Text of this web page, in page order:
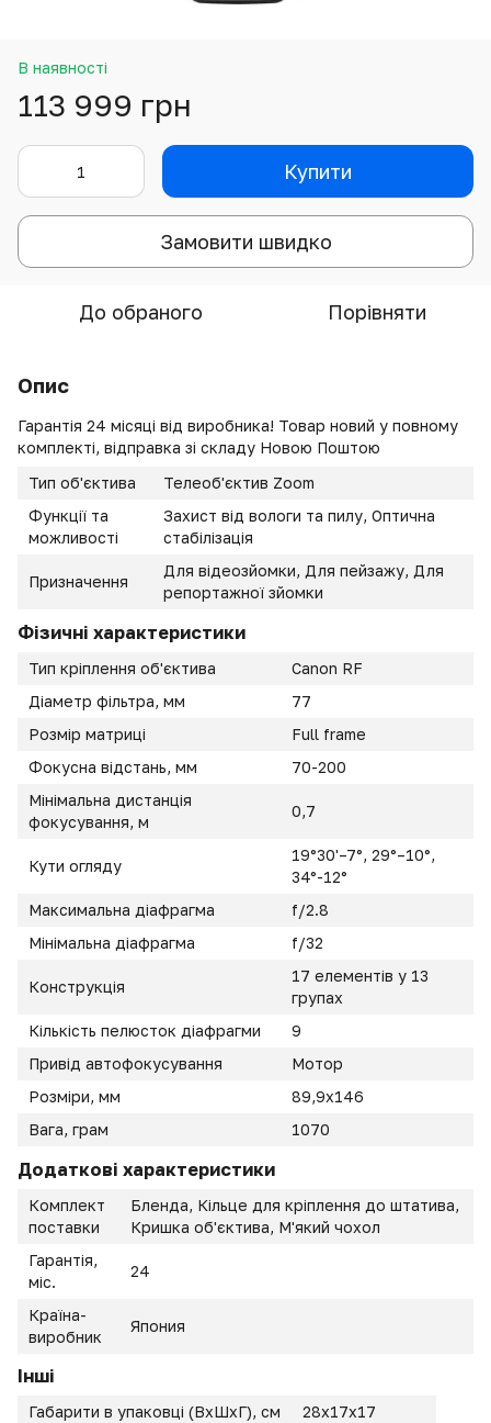
В наявності
113 999 грн
Купити
Замовити швидко
До обраного Порівняти
Опис
Гарантія 24 місяці від виробника! Товар новий у повному
комплекті, відправка зі складу Новою Поштою
Тип об'єктива
Телеоб'єктив Zoom
Функції та
можливості
Захист від вологи та пилу, Оптична
стабілізація
Призначення
Для відеозйомки, Для пейзажу, Для
репортажної зйомки
Фізичні характеристики
Тип кріплення об'єктива
Canon RF
Діаметр фільтра, мм
77
Розмір матриці
Full frame
Фокусна відстань, мм
70-200
Мінімальна дистанція
фокусування, м
0,7
Кути огляду
19°30'–7°, 29°–10°,
34°-12°
Максимальна діафрагма
f/2.8
Мінімальна діафрагма
f/32
Конструкція
17 елементів у 13
групах
Кількість пелюсток діафрагми
9
Привід автофокусування
Мотор
Розміри, мм
89,9х146
Вага, грам
1070
Додаткові характеристики
Комплект
поставки
Бленда, Кільце для кріплення до штатива,
Кришка об'єктива, М'який чохол
Гарантія,
міс.
24
Країна-
виробник
Япония
Інші
Габарити в упаковці (ВхШхГ), см
28x17x17